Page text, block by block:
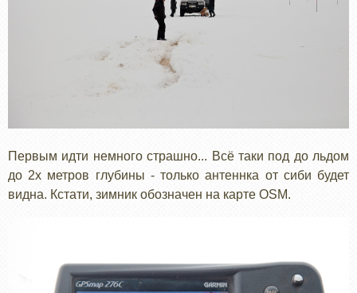
Первым идти немного страшно... Всё таки под до льдом
до 2х метров глубины - только антеннка от сиби будет
видна. Кстати, зимник обозначен на карте OSM.